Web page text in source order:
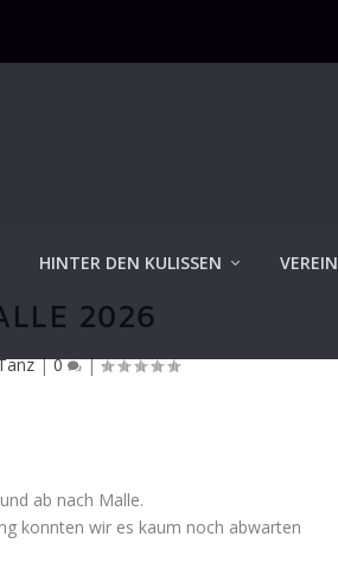
HINTER DEN KULISSEN VEREIN
2026
|0 |
ab nach Malle.
konnten wir es kaum noch abwarten